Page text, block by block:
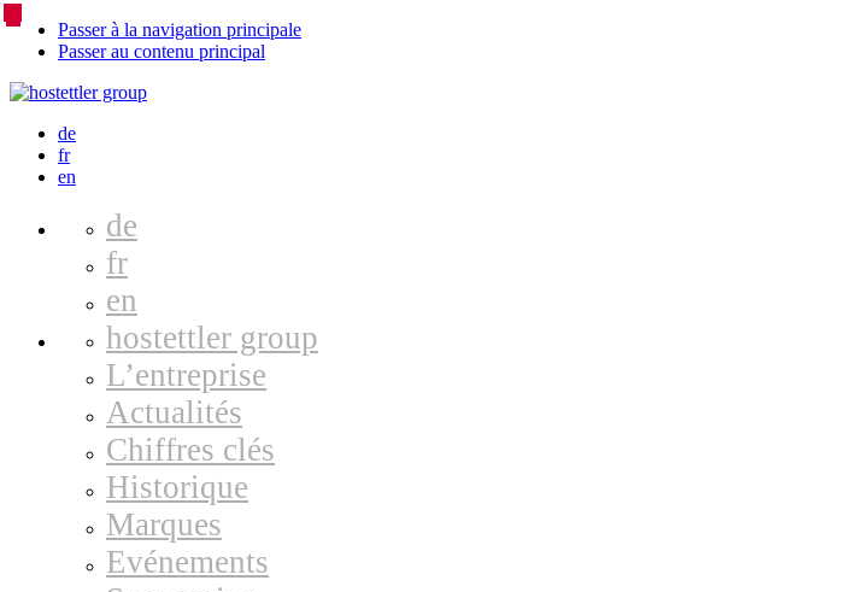
Passer à la navigation principale
Passer au contenu principal
Language
Switcher
de
fr
en
de
fr
en
hostettler group
L’entreprise
Actualités
Chiffres clés
Historique
Marques
Evénements